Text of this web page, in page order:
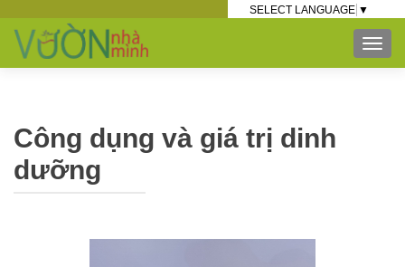
SELECT LANGUAGE ▼
Công dụng và giá trị dinh
dưỡng